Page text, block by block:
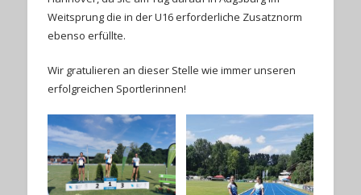
Weitsprung die in der U16 erforderliche Zusatznorm
ebenso erfüllte.
Wir gratulieren an dieser Stelle wie immer unseren
erfolgreichen Sportlerinnen!